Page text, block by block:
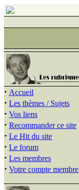
· Accueil
· Les thèmes / Sujets
· Vos liens
· Recommander ce site
· Le Hit du site
· Le forum
· Les membres
· Votre compte membre